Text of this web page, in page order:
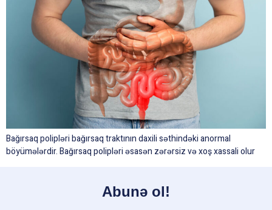
Bağırsaq polipləri bağırsaq traktının daxili səthindəki anormal
böyümələrdir. Bağırsaq polipləri əsasən zərərsiz və xoş xassali olur
Abunə ol!